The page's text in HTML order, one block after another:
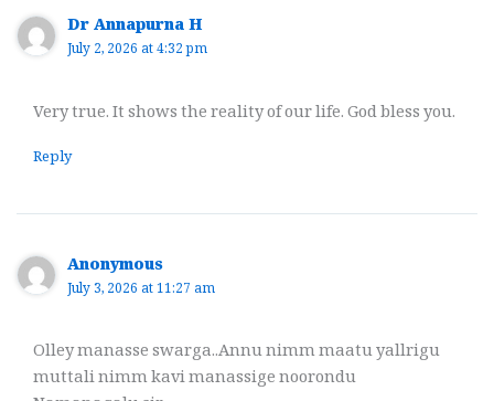
Dr Annapurna H
July 2, 2026 at 4:32 pm
Very true. It shows the reality of our life. God bless you.
Reply
Anonymous
July 3, 2026 at 11:27 am
Olley manasse swarga..Annu nimm maatu yallrigu
muttali nimm kavi manassige noorondu